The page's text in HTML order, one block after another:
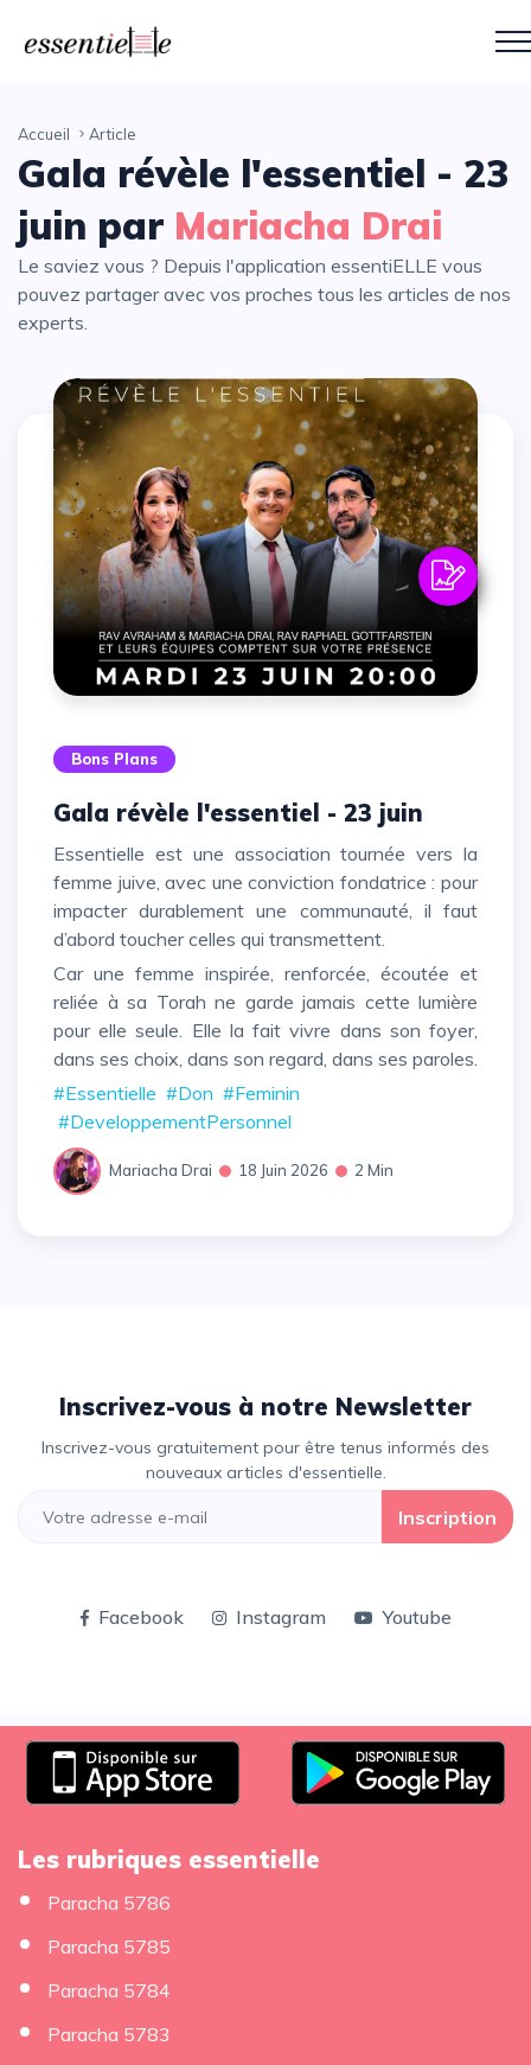
Accueil Article
Gala révèle l'essentiel - 23
juin par Mariacha Drai
Le saviez vous ? Depuis l'application essentiELLE vous
pouvez partager avec vos proches tous les articles de nos
experts.
Bons Plans
Gala révèle l'essentiel - 23 juin
Essentielle est une association tournée vers la
femme juive, avec une conviction fondatrice : pour
impacter durablement une communauté, il faut
d’abord toucher celles qui transmettent.
Car une femme inspirée, renforcée, écoutée et
reliée à sa Torah ne garde jamais cette lumière
pour elle seule. Elle la fait vivre dans son foyer,
dans ses choix, dans son regard, dans ses paroles.
#Essentielle #Don #Feminin
#DeveloppementPersonnel
Mariacha Drai 18 Juin 2026 2 Min
Inscrivez-vous à notre Newsletter
Inscrivez-vous gratuitement pour être tenus informés des
nouveaux articles d'essentielle.
Inscription
Facebook Instagram Youtube
Les rubriques essentielle
Paracha 5786
Paracha 5785
Paracha 5784
Paracha 5783